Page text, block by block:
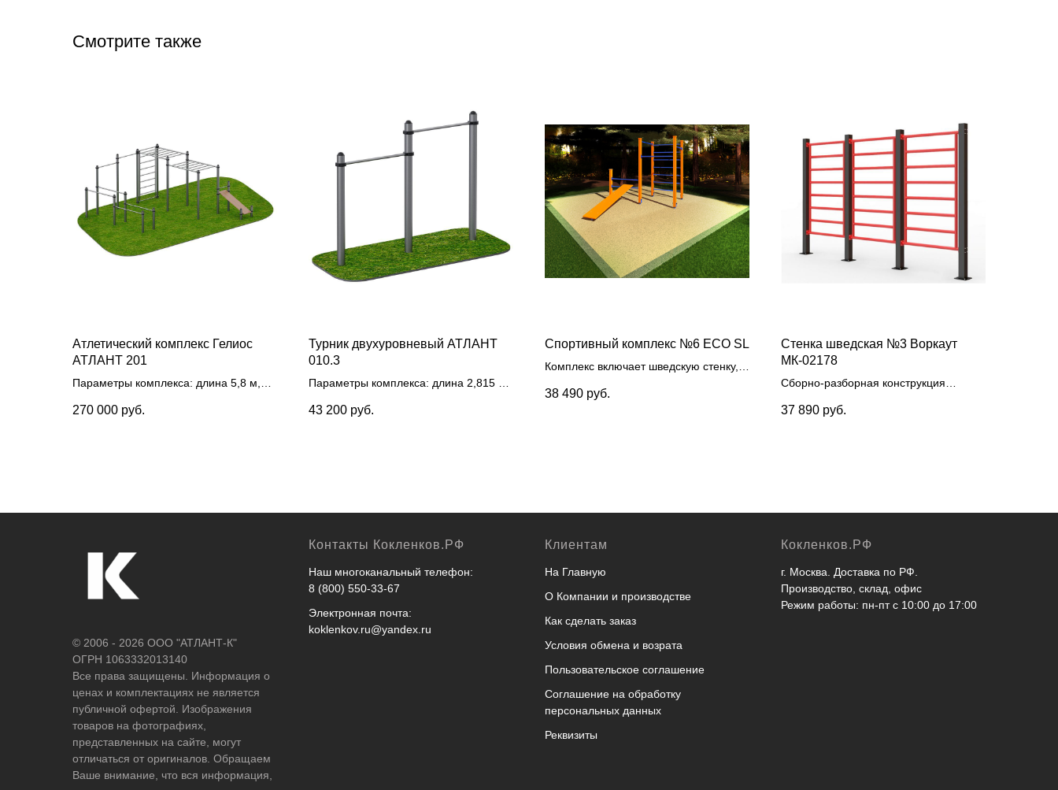
Смотрите также
Атлетический комплекс Гелиос
АТЛАНТ 201
Параметры комплекса: длина 5,8 м,
трубы 76 мм, перекладины из трубы
270 000 руб.
Турник двухуровневый АТЛАНТ
010.3
Параметры комплекса: длина 2,815 м,
из трубы 114 мм
43 200 руб.
Спортивный комплекс №6 ECO SL
Комплекс включает шведскую стенку, 3
скамью. Сборно-разборная
38 490 руб.
Стенка шведская №3 Воркаут
МК-02178
Сборно-разборная конструкция
мм и перекладин диаметром 32 мм
37 890 руб.
© 2006 - 2026 ООО "АТЛАНТ-К"
ОГРН 1063332013140
Все права защищены. Информация о
ценах и комплектациях не является
публичной офертой. Изображения
товаров на фотографиях,
представленных на сайте, могут
отличаться от оригиналов. Обращаем
Ваше внимание, что вся информация,
Контакты Кокленков.РФ
Наш многоканальный телефон:
8 (800) 550-33-67
Электронная почта:
koklenkov.ru@yandex.ru
Клиентам
На Главную
О Компании и производстве
Как сделать заказ
Условия обмена и возрата
Пользовательское соглашение
Соглашение на обработку
персональных данных
Реквизиты
Кокленков.РФ
г. Москва. Доставка по РФ.
Производство, склад, офис
Режим работы: пн-пт с 10:00 до 17:00